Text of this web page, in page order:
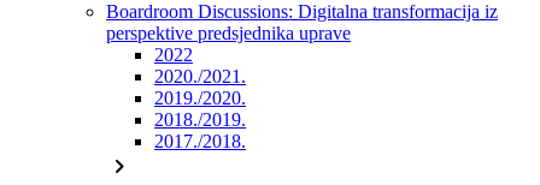
Boardroom Discussions: Digitalna transformacija iz
perspektive predsjednika uprave
2022
2020./2021.
2019./2020.
2018./2019.
2017./2018.
chevron_right